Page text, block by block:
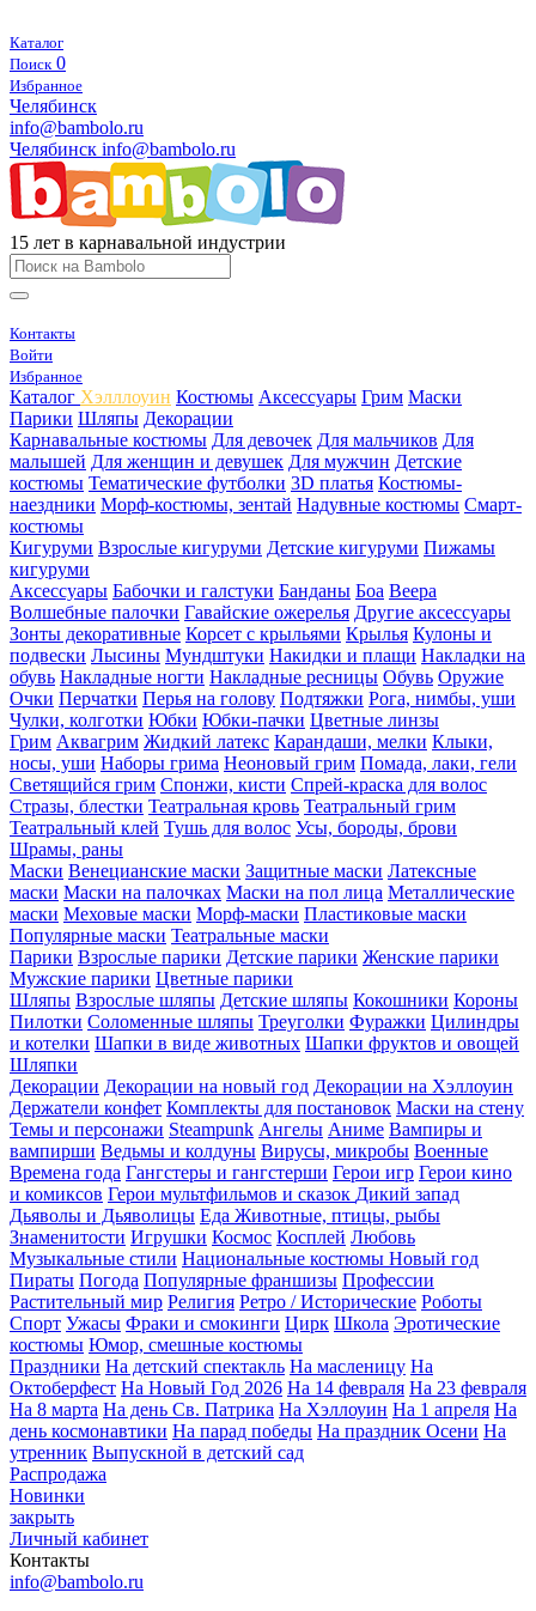
Каталог
Поиск 0
Избранное
Челябинск
info@bambolo.ru
Челябинск info@bambolo.ru
15 лет в карнавальной индустрии
Контакты
Войти
Избранное
Каталог Хэлллоуин Костюмы Аксессуары Грим Маски
Парики Шляпы Декорации
Карнавальные костюмы Для девочек Для мальчиков Для
малышей Для женщин и девушек Для мужчин Детские
костюмы Тематические футболки 3D платья Костюмы-
наездники Морф-костюмы, зентай Надувные костюмы Смарт-
костюмы
Кигуруми Взрослые кигуруми Детские кигуруми Пижамы
кигуруми
Аксессуары Бабочки и галстуки Банданы Боа Веера
Волшебные палочки Гавайские ожерелья Другие аксессуары
Зонты декоративные Корсет с крыльями Крылья Кулоны и
подвески Лысины Мундштуки Накидки и плащи Накладки на
обувь Накладные ногти Накладные ресницы Обувь Оружие
Очки Перчатки Перья на голову Подтяжки Рога, нимбы, уши
Чулки, колготки Юбки Юбки-пачки Цветные линзы
Грим Аквагрим Жидкий латекс Карандаши, мелки Клыки,
носы, уши Наборы грима Неоновый грим Помада, лаки, гели
Светящийся грим Спонжи, кисти Спрей-краска для волос
Стразы, блестки Театральная кровь Театральный грим
Театральный клей Тушь для волос Усы, бороды, брови
Шрамы, раны
Маски Венецианские маски Защитные маски Латексные
маски Маски на палочках Маски на пол лица Металлические
маски Меховые маски Морф-маски Пластиковые маски
Популярные маски Театральные маски
Парики Взрослые парики Детские парики Женские парики
Мужские парики Цветные парики
Шляпы Взрослые шляпы Детские шляпы Кокошники Короны
Пилотки Соломенные шляпы Треуголки Фуражки Цилиндры
и котелки Шапки в виде животных Шапки фруктов и овощей
Шляпки
Декорации Декорации на новый год Декорации на Хэллоуин
Держатели конфет Комплекты для постановок Маски на стену
Темы и персонажи Steampunk Ангелы Аниме Вампиры и
вампирши Ведьмы и колдуны Вирусы, микробы Военные
Времена года Гангстеры и гангстерши Герои игр Герои кино
и комиксов Герои мультфильмов и сказок Дикий запад
Дьяволы и Дьяволицы Еда Животные, птицы, рыбы
Знаменитости Игрушки Космос Косплей Любовь
Музыкальные стили Национальные костюмы Новый год
Пираты Погода Популярные франшизы Профессии
Растительный мир Религия Ретро / Исторические Роботы
Спорт Ужасы Фраки и смокинги Цирк Школа Эротические
костюмы Юмор, смешные костюмы
Праздники На детский спектакль На масленицу На
Октоберфест На Новый Год 2026 На 14 февраля На 23 февраля
На 8 марта На день Св. Патрика На Хэллоуин На 1 апреля На
день космонавтики На парад победы На праздник Осени На
утренник Выпускной в детский сад
Распродажа
Новинки
закрыть
Личный кабинет
Контакты
info@bambolo.ru